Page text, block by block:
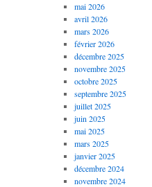
mai 2026
avril 2026
mars 2026
février 2026
décembre 2025
novembre 2025
octobre 2025
septembre 2025
juillet 2025
juin 2025
mai 2025
mars 2025
janvier 2025
décembre 2024
novembre 2024